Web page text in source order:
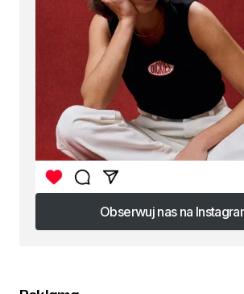
Obserwuj nas na
Obserwuj nas na